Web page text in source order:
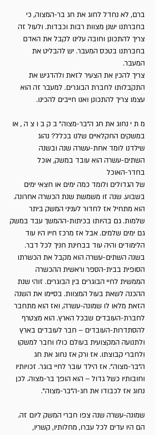
ברם, לא נחדל לחוג את חג בר-המצוה, כי
בחברתנו ישנן מצוות רבות וכבדות. ולעול זה
צריך להתכונן וחובה עלינו לקבל את האדם
בחברתנו בטכס המעבר. יש להבליט את
המעבר.
צריך להכין את הצעיר לזאת ולהדגיש את
התקבלותו לחברת הבוגרים. למעבר זה הוא
עצמו צריך להתכונן ואנו חייבים להכינו.
מ ת י נחוג את חג ה"בר-מצוה" ב ק ב ו צ ה , או
במשקים החקלאיים שלנו בכלל? נהוג
שילדנו לומד אחת-עשרה שנה ובשנה
השתים-עשרה הוא עובד במשק, אוכל
בחדר-האוכל
של הגדולים ולומד כמה ימים או חצאי ימים
בשבוע. שנה זו משמשת שנת הכשרה אחרונה.
הוא מתחיל אז לחדור לעניני המשק ביתר
שלמות. גם בהיותו בכיתות-ההמשך עבד במשק
גם ימים שלמים. אבל אז מרכז חייו היו עוד
הלימודים והיה עוד בבחינת חניך לכל דבר.
בשנה השתים-עשרה הוא מקבל את הכשרתו
הסופית בבית-הספר וראשית ההכשרה
הממשית לחיי הבוגרים בין הבוגרים. זוהי שנת
ההכנה לשאת בעול המצוות. בסיימו את השנה
הזאת מלאו לו שמונה-עשרה, ואז הוא מתחבר
לחברת-העובדים שבכל הארץ. הוא מצטרף
להסתדרות-העובדים – חבר לעובדים בארץ
ולתנועה המקצועית בעולם כולו וחבר למשקו
ולחברי קבוצתו. אז ורק אז נחוג את חג
ה"בר-מצוה". אז הילד עובר לחיי בוגר. זכויותיו
וחובותיו כשל גדול – הוא הופך בר-מצוה. לכן
נחוג אז לכבודו את חג-ה"בר-מצוה".
שמונה-עשרה שנה צפו חברי המשק ליום זה.
הם היו עדים לכל עברו, מחלותיו, קשריו,